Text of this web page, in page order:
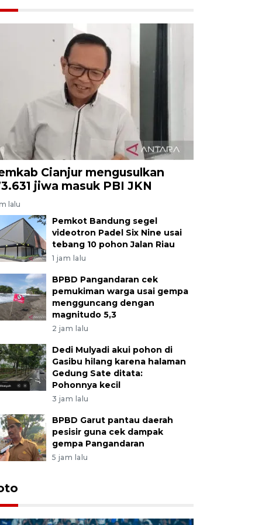
Cianjur mengusulkan
jiwa masuk PBI JKN
lalu
Pemkot Bandung segel
videotron Padel Six Nine usai
tebang 10 pohon Jalan Riau
1 jam lalu
BPBD Pangandaran cek
pemukiman warga usai gempa
mengguncang dengan
magnitudo 5,3
2 jam lalu
Dedi Mulyadi akui pohon di
Gasibu hilang karena halaman
Gedung Sate ditata:
Pohonnya kecil
3 jam lalu
BPBD Garut pantau daerah
pesisir guna cek dampak
gempa Pangandaran
5 jam lalu